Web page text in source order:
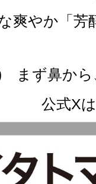
爽やか「
まず鼻から
公式X